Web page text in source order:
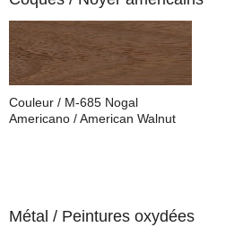
Couleur / M-685 Nogal
Americano / American Walnut
Métal / Peintures oxydées